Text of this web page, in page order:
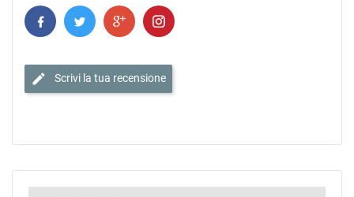
edit Scrivi la tua recensione